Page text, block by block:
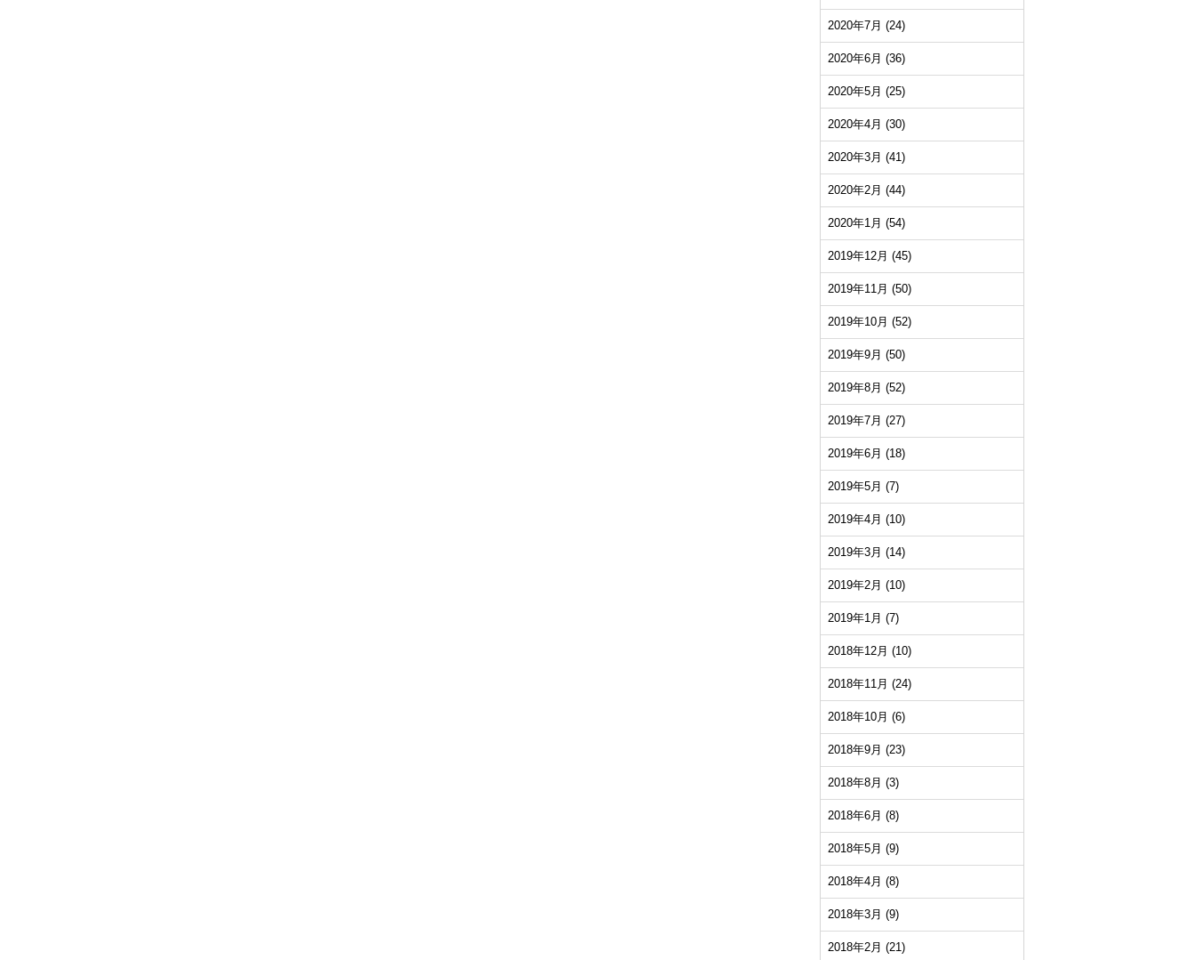
2020年7月 (24)
2020年6月 (36)
2020年5月 (25)
2020年4月 (30)
2020年3月 (41)
2020年2月 (44)
2020年1月 (54)
2019年12月 (45)
2019年11月 (50)
2019年10月 (52)
2019年9月 (50)
2019年8月 (52)
2019年7月 (27)
2019年6月 (18)
2019年5月 (7)
2019年4月 (10)
2019年3月 (14)
2019年2月 (10)
2019年1月 (7)
2018年12月 (10)
2018年11月 (24)
2018年10月 (6)
2018年9月 (23)
2018年8月 (3)
2018年6月 (8)
2018年5月 (9)
2018年4月 (8)
2018年3月 (9)
2018年2月 (21)